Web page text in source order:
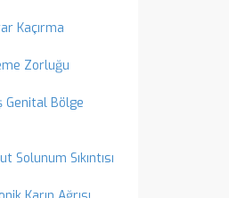
Kaçırma
Zorluğu
Genital Bölge
Solunum Sıkıntısı